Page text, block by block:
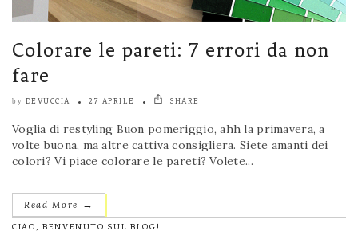
Colorare le pareti: 7 errori da non
fare
by DEVUCCIA 27 APRILE SHARE
Voglia di restyling Buon pomeriggio, ahh la primavera, a
volte buona, ma altre cattiva consigliera. Siete amanti dei
colori? Vi piace colorare le pareti? Volete...
Read More →
CIAO, BENVENUTO SUL BLOG!